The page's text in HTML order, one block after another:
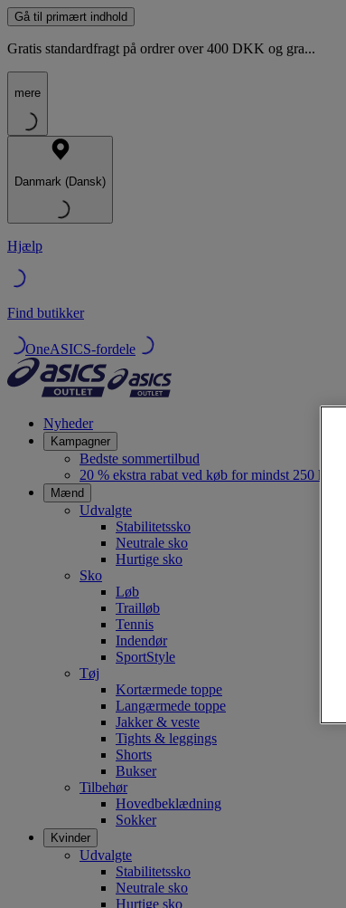
Gå til primært indhold
Gratis standardfragt på ordrer over 400 DKK og gra...
mere
Danmark (Dansk)
Hjælp
Find butikker
OneASICS-fordele
Nyheder
Kampagner
Bedste sommertilbud
20 % ekstra rabat ved køb for mindst 250 kr
Mænd
Udvalgte
Stabilitetssko
Neutrale sko
Hurtige sko
Sko
Løb
Trailløb
Tennis
Indendør
SportStyle
Tøj
Kortærmede toppe
Langærmede toppe
Jakker & veste
Tights & leggings
Shorts
Bukser
Tilbehør
Hovedbeklædning
Sokker
Kvinder
Udvalgte
Stabilitetssko
Neutrale sko
Hurtige sko